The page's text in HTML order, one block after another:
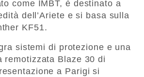
come IMBT, è destinato a
dell’Ariete e si basa sulla
KF51.
sistemi di protezione e una
remotizzata Blaze 30 di
a Parigi si